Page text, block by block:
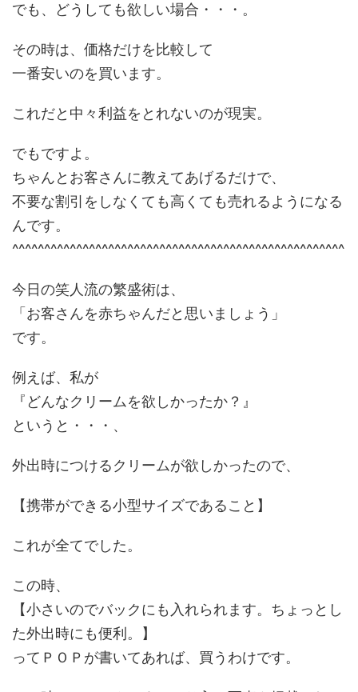
でも、どうしても欲しい場合・・・。
その時は、価格だけを比較して
一番安いのを買います。
これだと中々利益をとれないのが現実。
でもですよ。
ちゃんとお客さんに教えてあげるだけで、
不要な割引をしなくても高くても売れるようになる
んです。
^^^^^^^^^^^^^^^^^^^^^^^^^^^^^^^^^^^^^^^^^^^^^^^^^^^^
今日の笑人流の繁盛術は、
「お客さんを赤ちゃんだと思いましょう」
です。
例えば、私が
『どんなクリームを欲しかったか？』
というと・・・、
外出時につけるクリームが欲しかったので、
【携帯ができる小型サイズであること】
これが全てでした。
この時、
【小さいのでバックにも入れられます。ちょっとし
た外出時にも便利。】
ってＰＯＰが書いてあれば、買うわけです。